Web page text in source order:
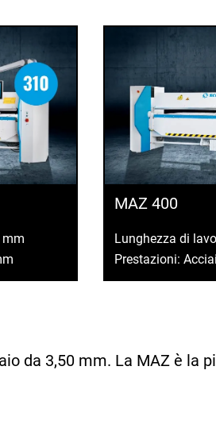
mm
MAZ 400
Lunghezza di
Prestazioni:
da 3,50 mm. La MAZ è la